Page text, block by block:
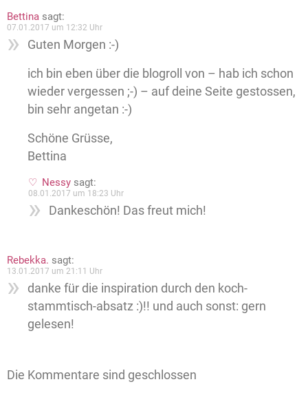
Bettina sagt:
07.01.2017 um 12:32 Uhr
Guten Morgen :-)
ich bin eben über die blogroll von – hab ich schon
wieder vergessen ;-) – auf deine Seite gestossen,
bin sehr angetan :-)
Schöne Grüsse,
Bettina
Nessy sagt:
08.01.2017 um 18:23 Uhr
Dankeschön! Das freut mich!
Rebekka. sagt:
13.01.2017 um 21:11 Uhr
danke für die inspiration durch den koch-
stammtisch-absatz :)!! und auch sonst: gern
gelesen!
Die Kommentare sind geschlossen